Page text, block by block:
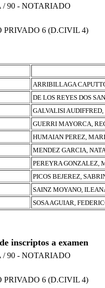
/ 90 - NOTARIADO
PRIVADO 6 (D.CIVIL 4)
ARRIBILLAGA
DE LOS REYES DOS
GALVALISI
GUERRI MAYORCA,
HUMAIAN PEREZ,
MENDEZ GARCIA,
PEREYRA GONZALEZ,
PICOS BEJEREZ,
SAINZ MOYANO,
SOSA AGUIAR,
inscriptos a examen
/ 90 - NOTARIADO
PRIVADO 6 (D.CIVIL 4)